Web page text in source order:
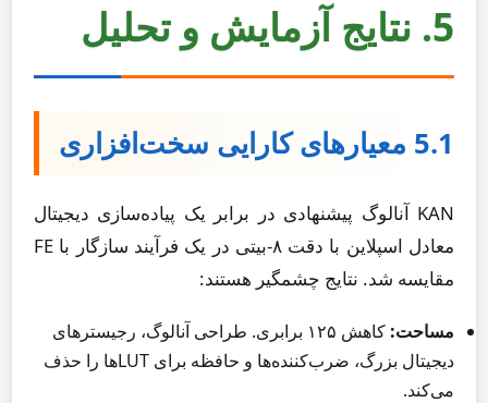
5. نتایج آزمایش و تحلیل
5.1 معیارهای کارایی سخت‌افزاری
KAN آنالوگ پیشنهادی در برابر یک پیاده‌سازی دیجیتال
معادل اسپلاین با دقت ۸-بیتی در یک فرآیند سازگار با FE
مقایسه شد. نتایج چشمگیر هستند:
مساحت:
کاهش ۱۲۵ برابری. طراحی آنالوگ، رجیسترهای
دیجیتال بزرگ، ضرب‌کننده‌ها و حافظه برای LUTها را حذف
می‌کند.